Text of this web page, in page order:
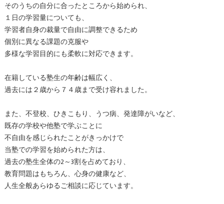
そのうちの自分に合ったところから始められ、
１日の学習量についても、
学習者自身の裁量で自由に調整できるため
個別に異なる課題の克服や
多様な学習目的にも柔軟に対応できます。
在籍している塾生の年齢は幅広く、
過去には２歳から７４歳まで受け容れました。
また、不登校、ひきこもり、うつ病、発達障がいなど、
既存の学校や他塾で学ぶことに
不自由を感じられたことがきっかけで
当塾での学習を始められた方は、
過去の塾生全体の2～3割を占めており、
教育問題はもちろん、心身の健康など、
人生全般あらゆるご相談に応じています。